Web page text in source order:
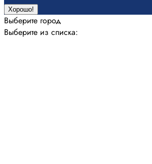
Хорошо!
Выберите город
Выберите из списка: